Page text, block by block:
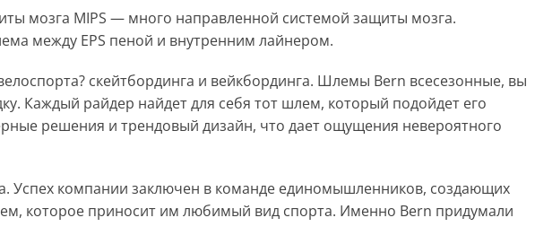
мозга MIPS — много направленной системой защиты мозга.
между EPS пеной и внутренним лайнером.
скейтбординга и вейкбординга. Шлемы Bern всесезонные, вы
Каждый райдер найдет для себя тот шлем, который подойдет его
решения и трендовый дизайн, что дает ощущения невероятного
Успех компании заключен в команде единомышленников, создающих
которое приносит им любимый вид спорта. Именно Bern придумали